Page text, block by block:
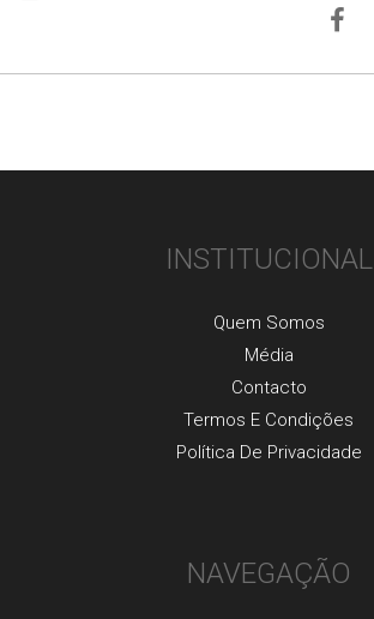
INSTITUCIONAL
Quem Somos
Média
Contacto
Termos E Condições
Política De Privacidade
NAVEGAÇÃO